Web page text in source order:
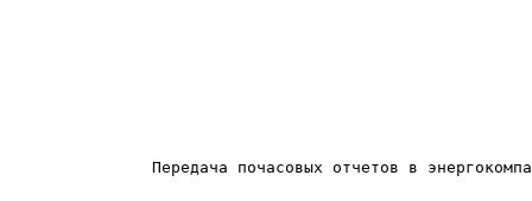
Передача почасовых отчетов в